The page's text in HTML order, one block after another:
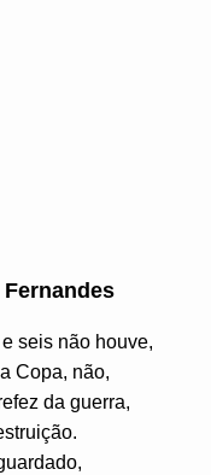
seis não houve,
Copa, não,
da guerra,